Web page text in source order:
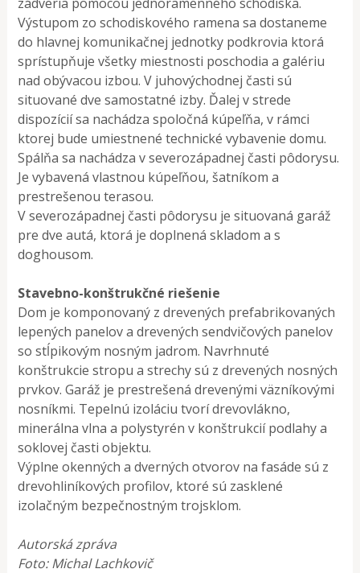
Výstupom zo schodiskového ramena sa dostaneme
do hlavnej komunikačnej jednotky podkrovia ktorá
sprístupňuje všetky miestnosti poschodia a galériu
nad obývacou izbou. V juhovýchodnej časti sú
situované dve samostatné izby. Ďalej v strede
dispozícií sa nachádza spoločná kúpeľňa, v rámci
ktorej bude umiestnené technické vybavenie domu.
Spálňa sa nachádza v severozápadnej časti pôdorysu.
Je vybavená vlastnou kúpeľňou, šatníkom a
prestrešenou terasou.
V severozápadnej časti pôdorysu je situovaná garáž
pre dve autá, ktorá je doplnená skladom a s
doghousom.
Stavebno-konštrukčné riešenie
Dom je komponovaný z drevených prefabrikovaných
lepených panelov a drevených sendvičových panelov
so stĺpikovým nosným jadrom. Navrhnuté
konštrukcie stropu a strechy sú z drevených nosných
prvkov. Garáž je prestrešená drevenými väzníkovými
nosníkmi. Tepelnú izoláciu tvorí drevovlákno,
minerálna vlna a polystyrén v konštrukcií podlahy a
soklovej časti objektu.
Výplne okenných a dverných otvorov na fasáde sú z
drevohliníkových profilov, ktoré sú zasklené
izolačným bezpečnostným trojsklom.
Autorská zpráva
Foto: Michal Lachkovič